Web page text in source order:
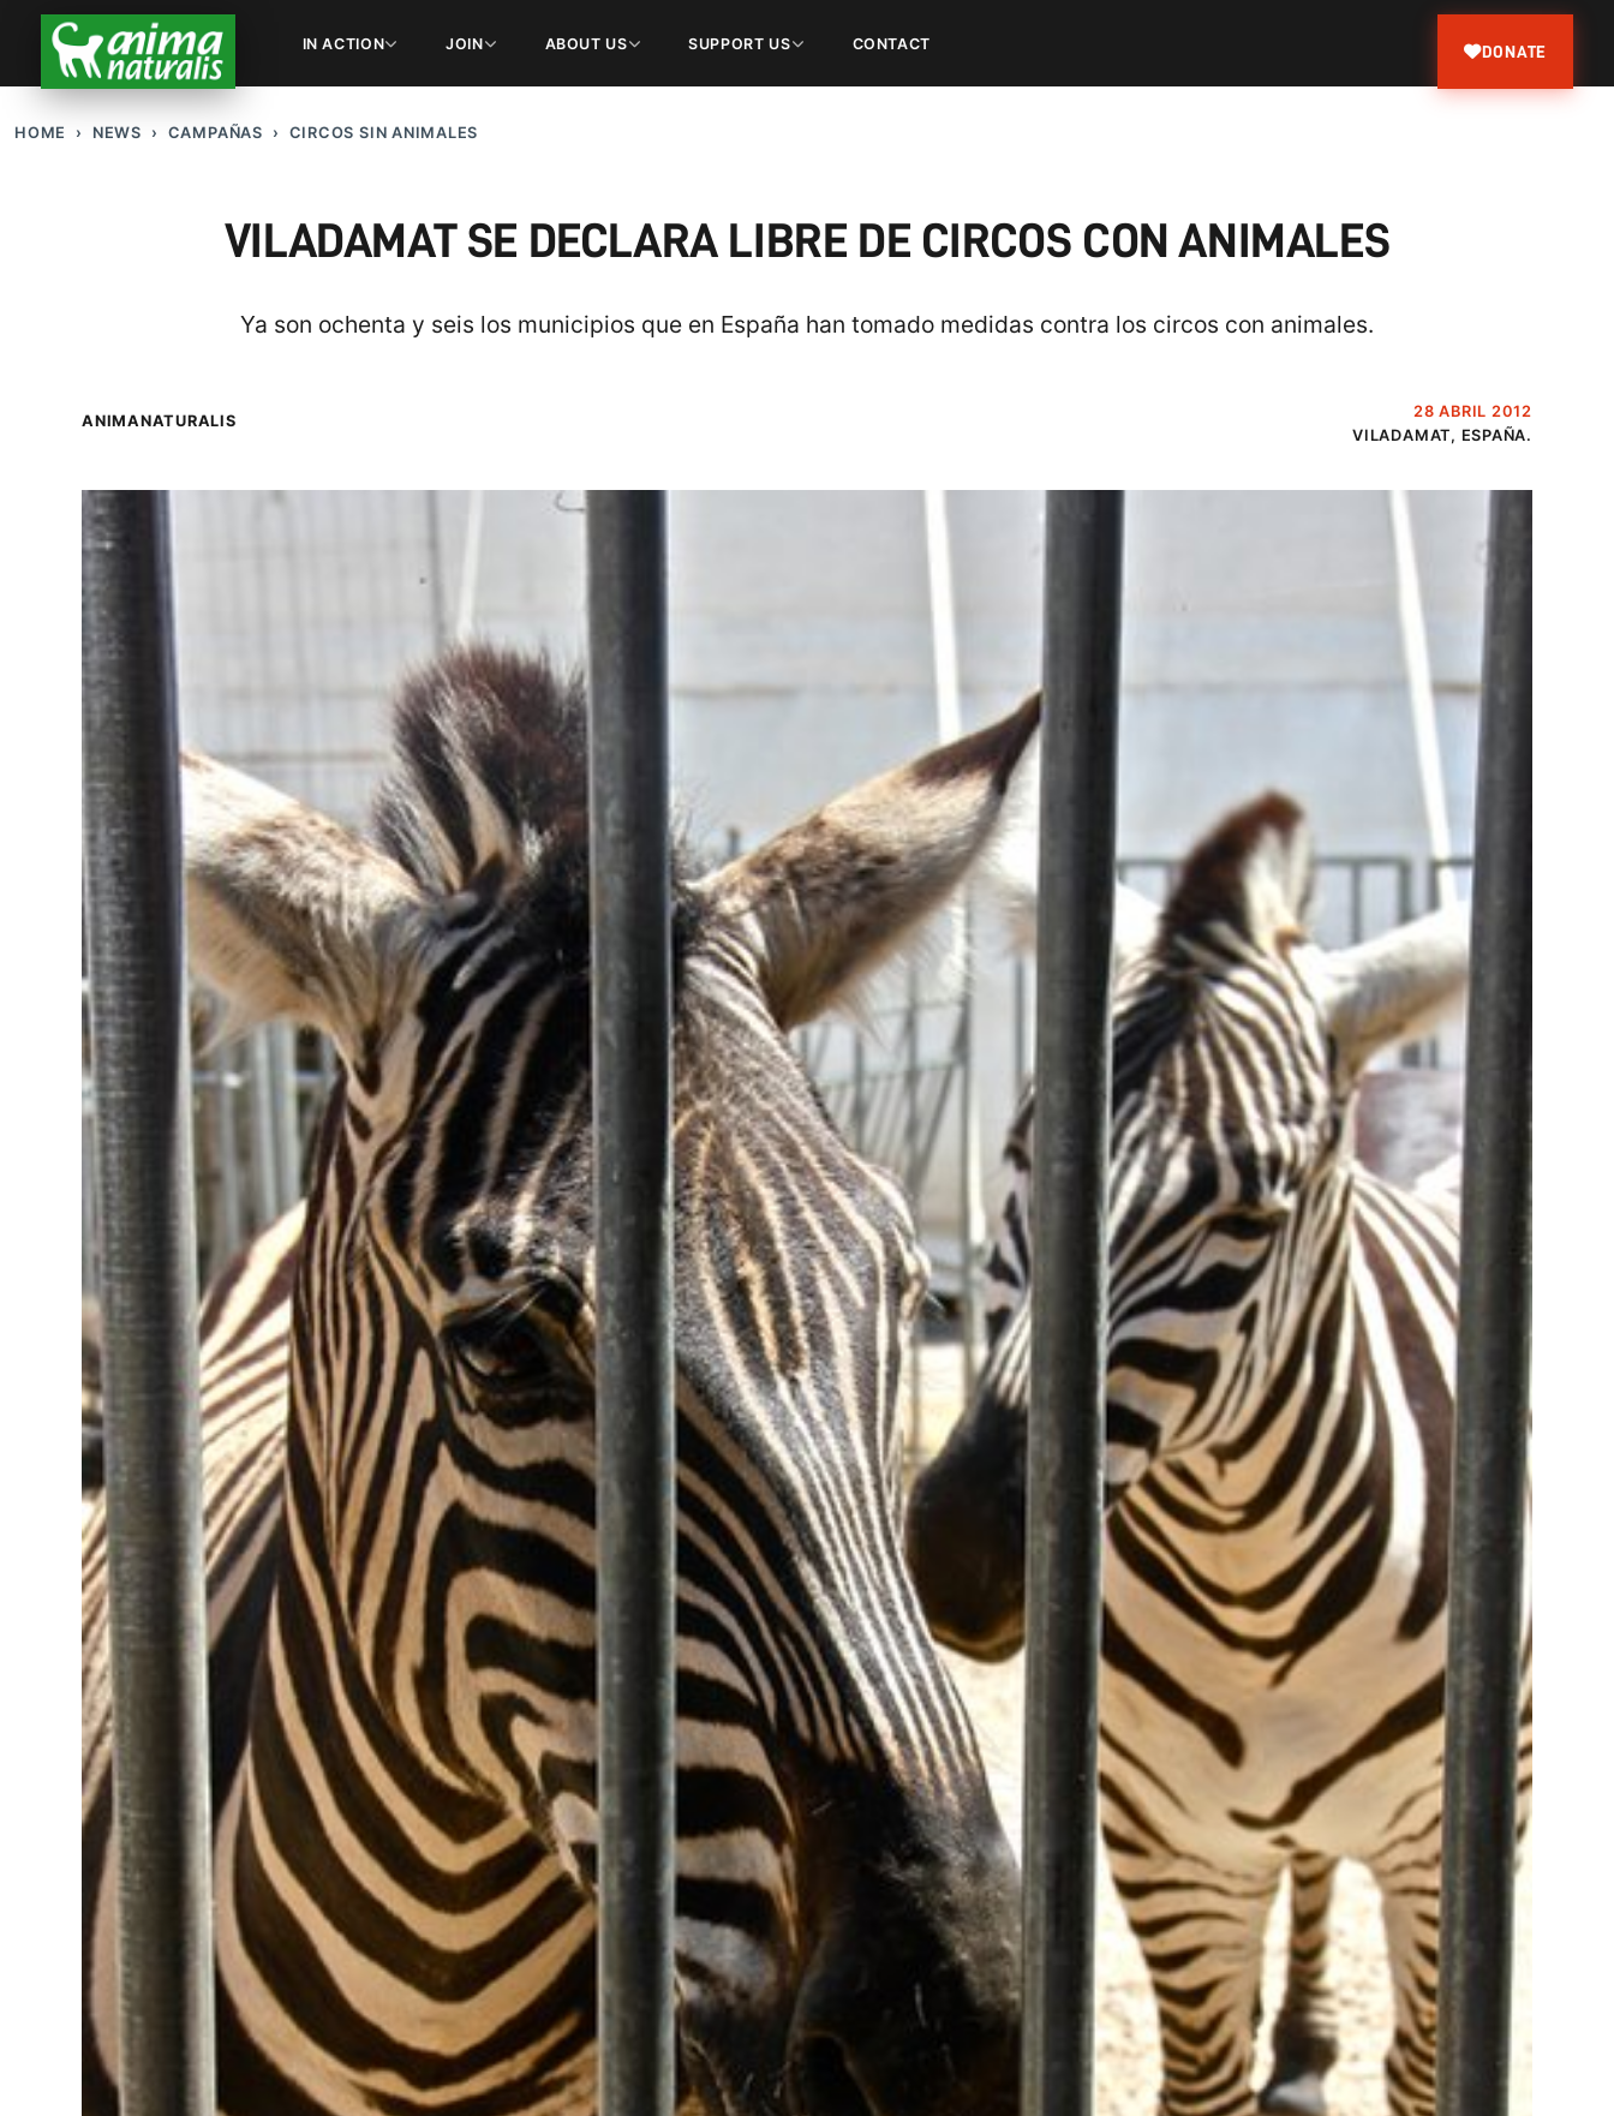
IN ACTION JOIN ABOUT US SUPPORT US CONTACT DONATE
HOME NEWS CAMPAÑAS CIRCOS SIN ANIMALES
VILADAMAT SE DECLARA LIBRE DE CIRCOS CON ANIMALES
Ya son ochenta y seis los municipios que en España han tomado medidas contra los circos con animales.
ANIMANATURALIS
28 ABRIL 2012
VILADAMAT, ESPAÑA.